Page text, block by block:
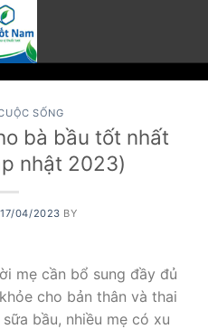
SỐNG
bà bầu tốt nhất
nhật 2023)
17/04/2023 BY
mẹ cần bổ sung đầy đủ
cho bản thân và thai
bầu, nhiều mẹ có xu